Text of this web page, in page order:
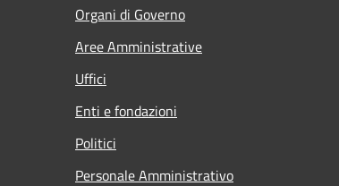
Organi di Governo
Aree Amministrative
Uffici
Enti e fondazioni
Politici
Personale Amministrativo